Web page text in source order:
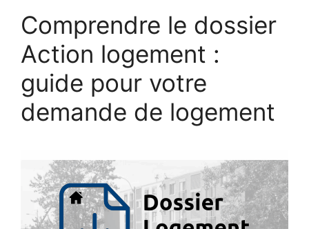
Comprendre le dossier
Action logement :
guide pour votre
demande de logement